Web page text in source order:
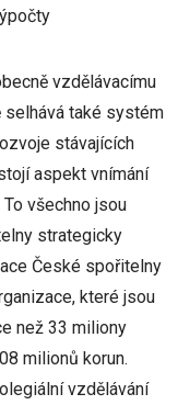
vzdělávacímu
selhává také systém
stávajících
aspekt vnímání
všechno jsou
strategicky
České spořitelny
které jsou
než 33 miliony
milionů korun.
vzdělávání